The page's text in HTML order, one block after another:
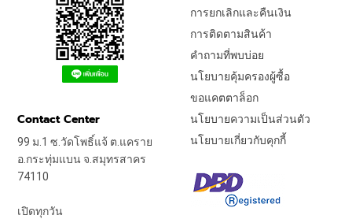
การยกเลิกและคืนเงิน
การติดตามสินค้า
คำถามที่พบบ่อย
นโยบายคุ้มครองผู้ซื้อ
ขอแคตตาล็อก
นโยบายความเป็นส่วนตัว
นโยบายเกี่ยวกับคุกกี้
Contact Center
99 ม.1 ซ.วัดโพธิ์แจ้ ต.แคราย
อ.กระทุ่มแบน จ.สมุทรสาคร
74110
เปิดทุกวัน